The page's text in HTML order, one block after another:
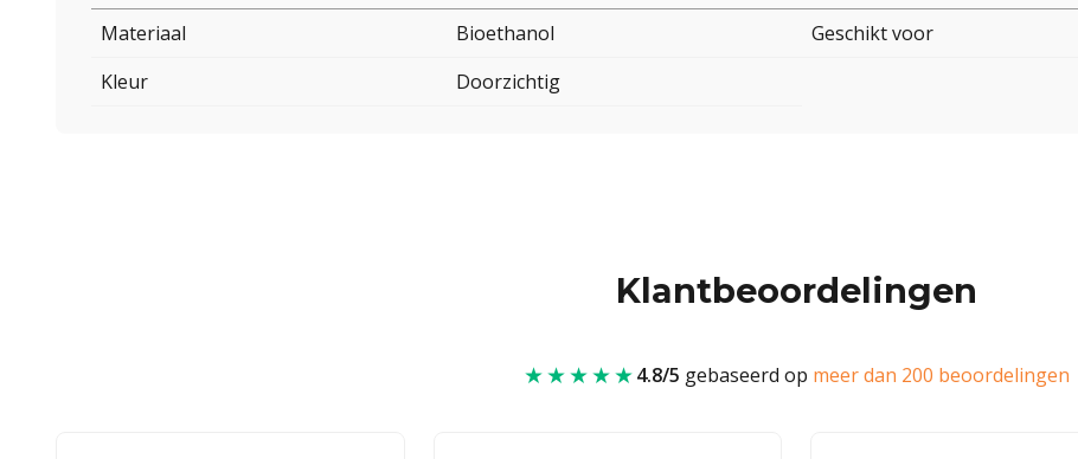
Materiaal
Bioethanol
Kleur
Doorzichtig
Geschikt voor
Klantbeoordelingen
★★★★★4.8/5 gebaseerd op meer dan 200 beoordelingen